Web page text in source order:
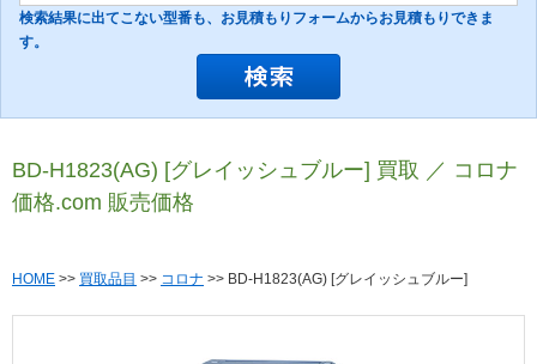
検索結果に出てこない型番も、お見積もりフォームからお見積もりできま
す。
BD-H1823(AG) [グレイッシュブルー] 買取 ／ コロナ
価格.com 販売価格
HOME >> 買取品目 >> コロナ >> BD-H1823(AG) [グレイッシュブルー]